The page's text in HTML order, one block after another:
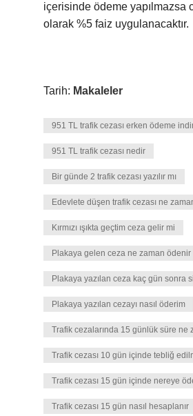
içerisinde ödeme yapılmazsa
olarak %5 faiz uygulanacaktır.
Tarih: Makaleler
951 TL trafik cezası erken ödeme
951 TL trafik cezası nedir
Bir günde 2 trafik cezası yazılır mı
Edevlete düşen trafik cezası ne
Kırmızı ışıkta geçtim ceza gelir mi
Plakaya gelen ceza ne zaman ödenir
Plakaya yazılan ceza kaç gün sonra
Plakaya yazılan cezayı nasıl öderim
Trafik cezalarında 15 günlük süre ne
Trafik cezası 10 gün içinde tebliğ
Trafik cezası 15 gün içinde nereye
Trafik cezası 15 gün nasıl hesaplanır